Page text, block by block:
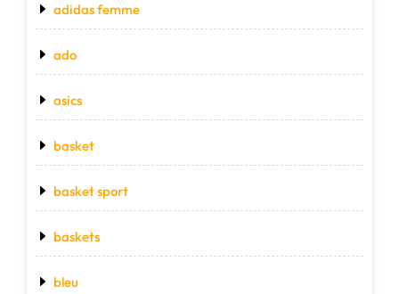
adidas femme
ado
asics
basket
basket sport
baskets
bleu